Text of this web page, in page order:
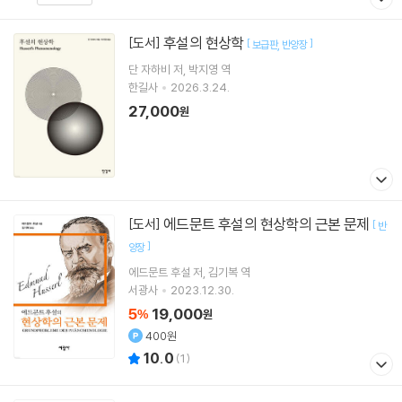
[도서] 후설의 현상학 [보급판 반양장]
단 자하비 저 박지영 역
한길사
2026.3.24.
27,000원
[도서] 에드문트 후설의 현상학의 근본 문제 [ 반
양장]
에드문트 후설 저 김기복 역
서광사
2023.12.30.
5% 19,000원
400원
10.0 (1)